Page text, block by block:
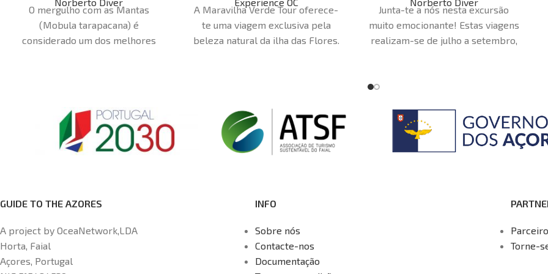
O mergulho com as Mantas
(Mobula tarapacana) é
considerado um dos melhores
da ilha do Faial, a uma
profundidade de 35 metros. Nesta
experiência, terás a oportunidade
também a oportunidade de ver
barracudas (Sphyraena viridensis)
e lírios (Seriola rivoliana).
A Maravilha Verde Tour oferece-
te uma viagem exclusiva pela
beleza natural da ilha das Flores.
certificados pela Experience OC, e
partilharão todo o seu
conhecimento sobre as espécies
Ponto de encontro:
Flores
Cancelamentos: cancelamentos
efectuados com menos de 72
Junta-te a nós nesta excursão
muito emocionante! Estas viagens
realizam-se de julho a setembro,
é uma viagem de meio dia. Nesta
ver um dos peixes mais rápidos
do oceano, o tubarão azul
(Prionace glauca). É uma
GUIDE TO THE AZORES
A project by OceaNetwork,LDA
Horta, Faial
Açores, Portugal
INFO
Sobre nós
Contacte-nos
Documentação
Torne-